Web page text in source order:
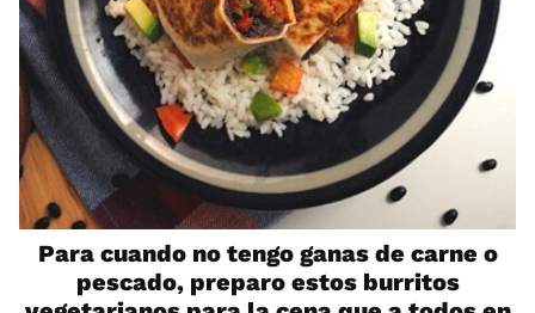
Para cuando no tengo ganas de carne o
pescado, preparo estos burritos